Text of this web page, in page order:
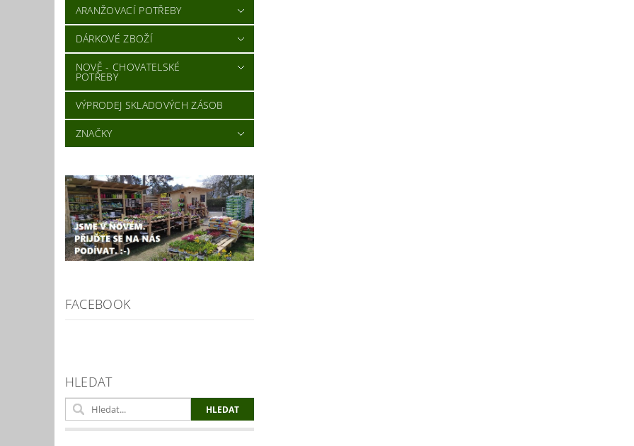
ARANŽOVACÍ POTŘEBY
DÁRKOVÉ ZBOŽÍ
NOVĚ - CHOVATELSKÉ
POTŘEBY
VÝPRODEJ SKLADOVÝCH ZÁSOB
ZNAČKY
FACEBOOK
HLEDAT